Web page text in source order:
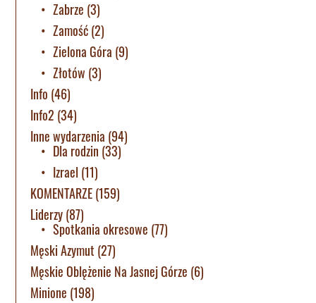
Zabrze (3)
Zamość(2)
Zielona Góra (9)
Złotów (3)
Info (46)
Info2 (34)
Inne wydarzenia (94)
Dla rodzin (33)
Izrael (11)
KOMENTARZE(159)
Liderzy(87)
Spotkania okresowe (77)
Męski Azymut (27)
Męskie Oblężenie Na Jasnej Górze (6)
Minione (198)